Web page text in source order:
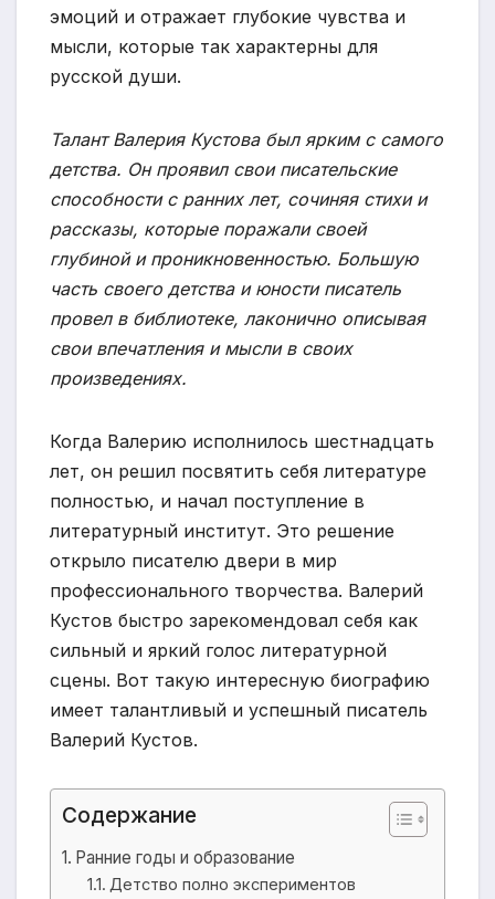
эмоций и отражает глубокие чувства и
мысли, которые так характерны для
русской души.
Талант Валерия Кустова был ярким с самого
детства. Он проявил свои писательские
способности с ранних лет, сочиняя стихи и
рассказы, которые поражали своей
глубиной и проникновенностью. Большую
часть своего детства и юности писатель
провел в библиотеке, лаконично описывая
свои впечатления и мысли в своих
произведениях.
Когда Валерию исполнилось шестнадцать
лет, он решил посвятить себя литературе
полностью, и начал поступление в
литературный институт. Это решение
открыло писателю двери в мир
профессионального творчества. Валерий
Кустов быстро зарекомендовал себя как
сильный и яркий голос литературной
сцены. Вот такую интересную биографию
имеет талантливый и успешный писатель
Валерий Кустов.
Содержание
Ранние годы и образование
Детство полно экспериментов